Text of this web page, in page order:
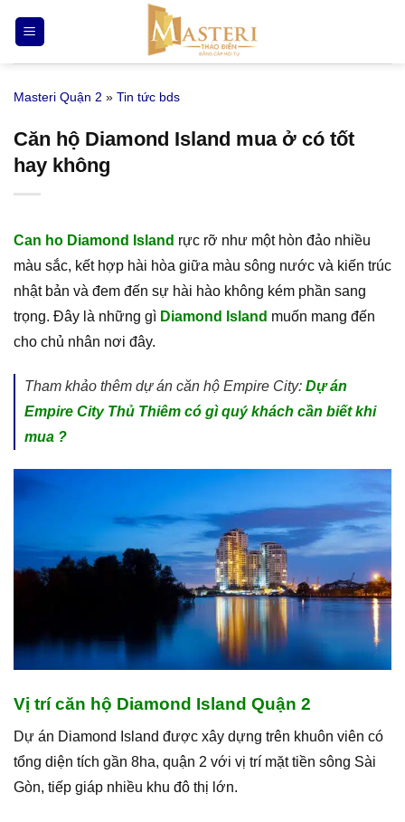
qua
nội
Masteri Quận 2 » Tin tức bds
Căn hộ Diamond Island mua ở có tốt
hay không
Can ho Diamond Island rực rỡ như một hòn đảo nhiều
màu sắc, kết hợp hài hòa giữa màu sông nước và kiến trúc
nhật bản và đem đến sự hài hào không kém phần sang
trọng. Đây là những gì Diamond Island muốn mang đến
cho chủ nhân nơi đây.
Tham khảo thêm dự án căn hộ Empire City: Dự án
Empire City Thủ Thiêm có gì quý khách cần biết khi
mua ?
Vị trí căn hộ Diamond Island Quận 2
Dự án Diamond Island được xây dựng trên khuôn viên có
tổng diện tích gần 8ha, quận 2 với vị trí mặt tiền sông Sài
Gòn, tiếp giáp nhiều khu đô thị lớn.